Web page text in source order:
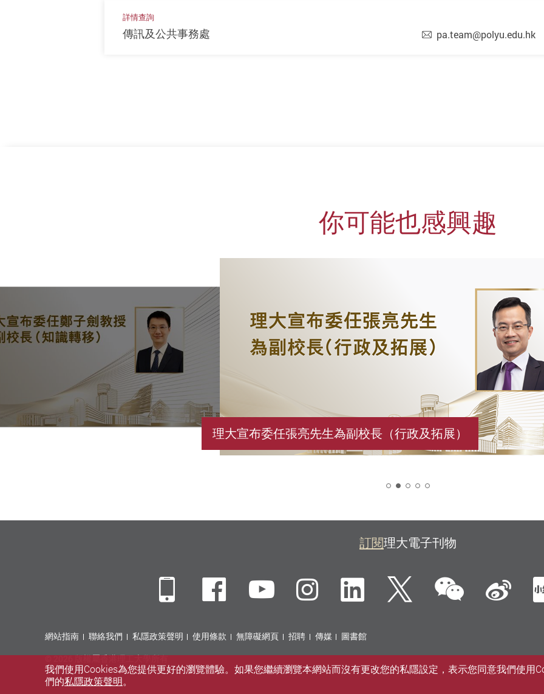
詳情查詢
傳訊及公共事務處 pa.team@polyu.edu.hk
你可能也感興趣
理大宣布委任張亮先生為副校長（行政及拓展）
訂閱理大電子刊物
MobileFacebook
YouTubeInstagramLinkedIn
Twitter微信新
網站指南 聯絡我們 私隱政策聲明 使用條款 無障礙網頁 招聘 傳媒
圖書館
© 2026 版權屬香港理工大學所有
我們使用Cookies為您提供更好的瀏覽體驗。如果您繼續瀏覽本網站而沒有更改您的私隱設定，表示您同意我們使用
們的私隱政策聲明。